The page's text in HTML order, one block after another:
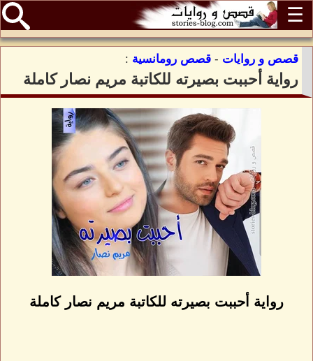
☰
قصص و روايات - قصص رومانسية :
رواية أحببت بصيرته للكاتبة مريم نصار كاملة
رواية أحببت بصيرته للكاتبة مريم نصار كاملة